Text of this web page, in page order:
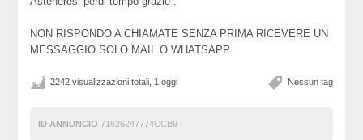
NON RISPONDO A CHIAMATE SENZA PRIMA RICEVERE UN
MESSAGGIO SOLO MAIL O WHATSAPP
Nessun tag
2242 visualizzazioni totali, 1 oggi
ID ANNUNCIO 71626247774CCB9